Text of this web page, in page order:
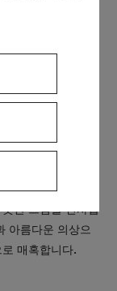
관계는 1920년
팬이었던 루이
에 데려가곤
레리나 클립은
프 아펠의 시그
장식과 조화를
이아몬드와 컬
유려한 자태를
한 느낌을 선사합
아름다운 의상으
매혹합니다.